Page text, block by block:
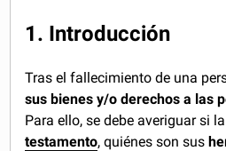
1. Introducción
Tras el fallecimiento de una
sus bienes y/o derechos a las
Para ello, se debe averiguar si
testamento, quiénes son sus